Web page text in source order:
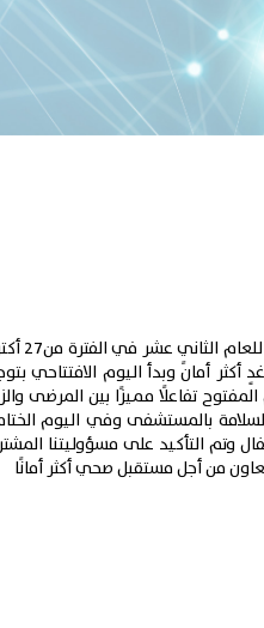
احتفل مستشفى السلام العاصمة بأسبوع الأمن
أكثر أمانً وبدأ اليوم الافتتاحي
تفاعلًا مميزًا بين المرضى
بالمستشفى وفي اليوم
وتم التأكيد على مسؤوليتنا
من أجل مستقبل صحي أكثر أمانًا